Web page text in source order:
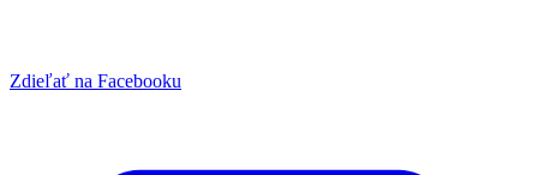
Zdieľať na Facebooku